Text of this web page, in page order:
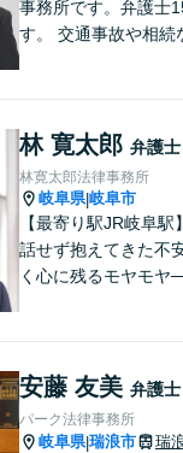
事務所です。弁護士
す。 交通事故や相続
ました。特に交通事
くの後遺障害事故や
を解決してきました。
林 寛太郎 弁護士
林寛太郎法律事務所
岐阜県|岐阜市
【最寄り駅JR岐阜駅
話せず抱えてきた不
く心に残るモヤモヤ
一緒に見つけていき
【丁寧なヒアリング
密着型の法律事務所
安藤 友美 弁護士
パーク法律事務所
岐阜県|瑞浪市 瑞